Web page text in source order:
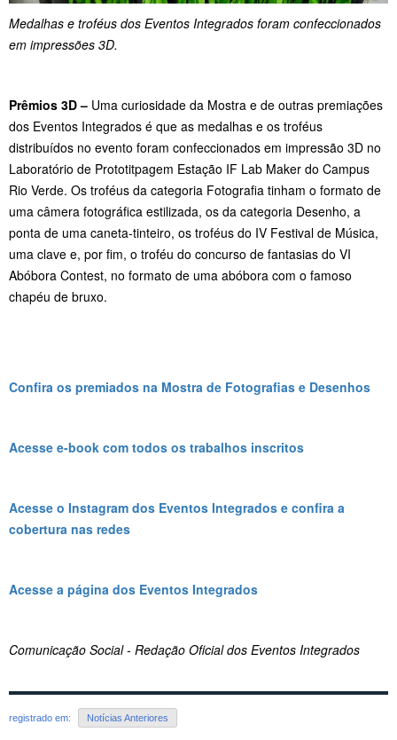
Medalhas e troféus dos Eventos Integrados foram confeccionados
em impressões 3D.
Prêmios 3D – Uma curiosidade da Mostra e de outras premiações
dos Eventos Integrados é que as medalhas e os troféus
distribuídos no evento foram confeccionados em impressão 3D no
Laboratório de Prototitpagem Estação IF Lab Maker do Campus
Rio Verde. Os troféus da categoria Fotografia tinham o formato de
uma câmera fotográfica estilizada, os da categoria Desenho, a
ponta de uma caneta-tinteiro, os troféus do IV Festival de Música,
uma clave e, por fim, o troféu do concurso de fantasias do VI
Abóbora Contest, no formato de uma abóbora com o famoso
chapéu de bruxo.
Confira os premiados na Mostra de Fotografias e Desenhos
Acesse e-book com todos os trabalhos inscritos
Acesse o Instagram dos Eventos Integrados e confira a
cobertura nas redes
Acesse a página dos Eventos Integrados
Comunicação Social - Redação Oficial dos Eventos Integrados
registrado em: Notícias Anteriores